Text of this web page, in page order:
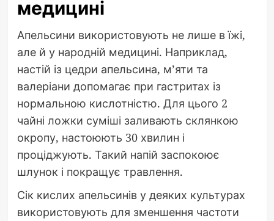
медицині
Апельсини використовують не лише в їжі,
але й у народній медицині. Наприклад,
настій із цедри апельсина, м’яти та
валеріани допомагає при гастритах із
нормальною кислотністю. Для цього 2
чайні ложки суміші заливають склянкою
окропу, настоюють 30 хвилин і
проціджують. Такий напій заспокоює
шлунок і покращує травлення.
Сік кислих апельсинів у деяких культурах
використовують для зменшення частоти